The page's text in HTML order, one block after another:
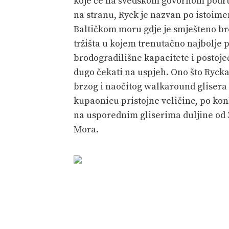
na stranu, Ryck je nazvan po
Baltičkom moru gdje je smješteno
tržišta u kojem trenutačno najbolje
brodogradilišne kapacitete i
dugo čekati na uspjeh. Ono što
brzog i naočitog walkaround
kupaonicu pristojne veličine, po
na usporednim gliserima duljine od
Mora.